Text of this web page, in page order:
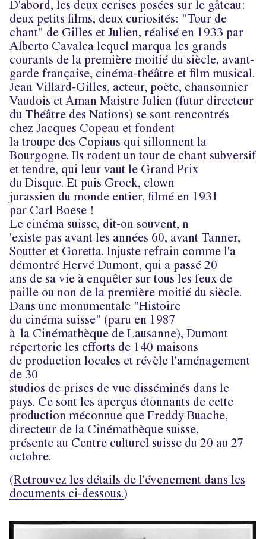
D'abord, les deux cerises posées sur le gâteau:
deux petits films, deux curiosités: "Tour de
chant" de Gilles et Julien, réalisé en 1933 par
Alberto Cavalca lequel marqua les grands
courants de la première moitié du siècle, avant-
garde française, cinéma-théâtre et film musical.
Jean Villard-Gilles, acteur, poète, chansonnier
Vaudois et Aman Maistre Julien (futur directeur
du Théâtre des Nations) se sont rencontrés
chez Jacques Copeau et fondent
la troupe des Copiaus qui sillonnent la
Bourgogne. Ils rodent un tour de chant subversif
et tendre, qui leur vaut le Grand Prix
du Disque. Et puis Grock, clown
jurassien du monde entier, filmé en 1931
par Carl Boese !
Le cinéma suisse, dit-on souvent, n
'existe pas avant les années 60, avant Tanner,
Soutter et Goretta. Injuste refrain comme l'a
démontré Hervé Dumont, qui a passé 20
ans de sa vie à enquêter sur tous les feux de
paille ou non de la première moitié du siècle.
Dans une monumentale "Histoire
du cinéma suisse" (paru en 1987
à la Cinémathèque de Lausanne), Dumont
répertorie les efforts de 140 maisons
de production locales et révèle l'aménagement
de 30
studios de prises de vue disséminés dans le
pays. Ce sont les aperçus étonnants de cette
production méconnue que Freddy Buache,
directeur de la Cinémathèque suisse,
présente au Centre culturel suisse du 20 au 27
octobre.
(Retrouvez les détails de l'évenement dans les
documents ci-dessous.)